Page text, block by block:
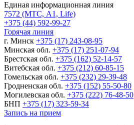
Единая информационная линия
7572 (МТС, A1, Life)
+375 (44) 592-99-27
Горячая линия
г. Минск +375 (17) 243-08-95
Минская обл. +375 (17) 251-07-94
Брестская обл. +375 (162) 52-14-57
Витебская обл. +375 (212) 60-85-15
Гомельская обл. +375 (232) 29-39-48
Гродненская обл. +375 (152) 55-50-80
Могилевская обл. +375 (222) 76-48-50
БНП +375 (17) 323-59-34
Запись на прием